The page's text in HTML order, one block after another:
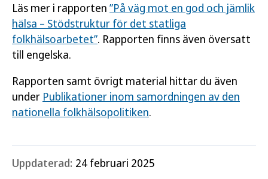
Läs mer i rapporten ”På väg mot en god och jämlik
hälsa – Stödstruktur för det statliga
folkhälsoarbetet”. Rapporten finns även översatt
till engelska.
Rapporten samt övrigt material hittar du även
under Publikationer inom samordningen av den
nationella folkhälsopolitiken.
Uppdaterad: 24 februari 2025